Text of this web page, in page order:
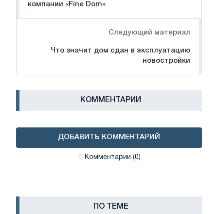
компании «Fine Dom»
Следующий материал
Что значит дом сдан в эксплуатацию
новостройки
КОММЕНТАРИИ
ДОБАВИТЬ КОММЕНТАРИЙ
Комментарии (0)
ПО ТЕМЕ